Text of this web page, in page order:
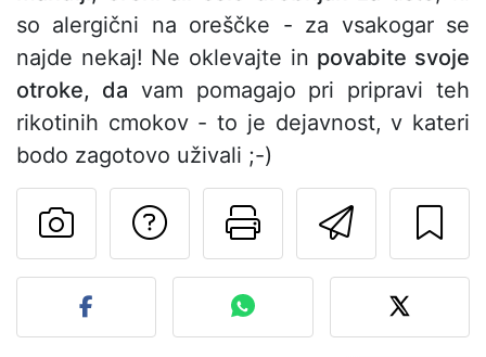
so alergični na oreščke - za vsakogar se
najde nekaj! Ne oklevajte in povabite svoje
otroke, da vam pomagajo pri pripravi teh
rikotinih cmokov - to je dejavnost, v kateri
bodo zagotovo uživali ;-)
Pošlji
Natisni to
Postavite
Objavite svojo fotografijo